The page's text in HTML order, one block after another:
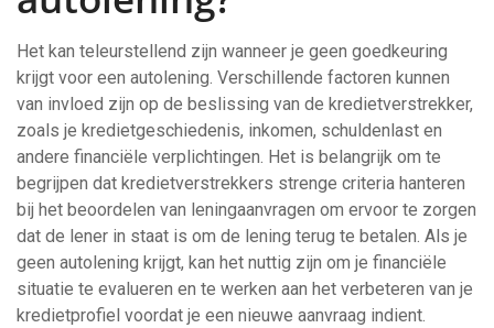
Het kan teleurstellend zijn wanneer je geen goedkeuring
krijgt voor een autolening. Verschillende factoren kunnen
van invloed zijn op de beslissing van de kredietverstrekker,
zoals je kredietgeschiedenis, inkomen, schuldenlast en
andere financiële verplichtingen. Het is belangrijk om te
begrijpen dat kredietverstrekkers strenge criteria hanteren
bij het beoordelen van leningaanvragen om ervoor te zorgen
dat de lener in staat is om de lening terug te betalen. Als je
geen autolening krijgt, kan het nuttig zijn om je financiële
situatie te evalueren en te werken aan het verbeteren van je
kredietprofiel voordat je een nieuwe aanvraag indient.